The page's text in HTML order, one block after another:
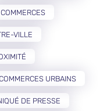
COMMERCES
VILLE
URBAINS
DE PRESSE